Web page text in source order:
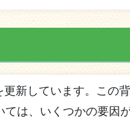
新しています。この背
は、いくつかの要因